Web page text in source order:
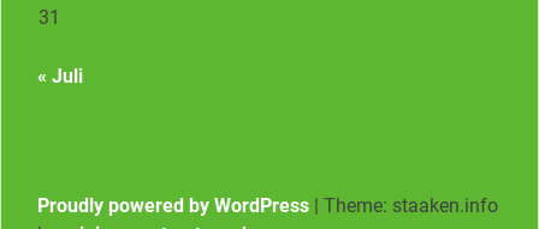
31
« Juli
Proudly powered by WordPress
Theme: staaken.info